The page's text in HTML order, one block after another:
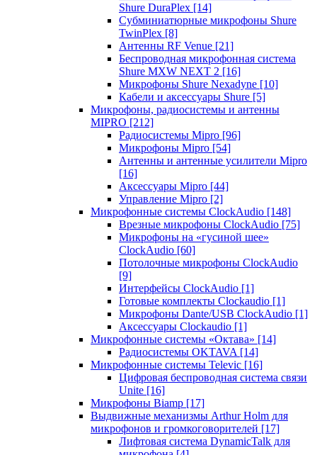
Shure DuraPlex [14]
Субминиатюрные микрофоны Shure
TwinPlex [8]
Антенны RF Venue [21]
Беспроводная микрофонная система
Shure MXW NEXT 2 [16]
Микрофоны Shure Nexadyne [10]
Кабели и аксессуары Shure [5]
Микрофоны, радиосистемы и антенны
MIPRO [212]
Радиосистемы Mipro [96]
Микрофоны Mipro [54]
Антенны и антенные усилители Mipro
[16]
Аксессуары Mipro [44]
Управление Mipro [2]
Микрофонные системы ClockAudio [148]
Врезные микрофоны ClockAudio [75]
Микрофоны на «гусиной шее»
ClockAudio [60]
Потолочные микрофоны ClockAudio
[9]
Интерфейсы ClockAudio [1]
Готовые комплекты Clockaudio [1]
Микрофоны Dante/USB ClockAudio [1]
Аксессуары Clockaudio [1]
Микрофонные системы «Октава» [14]
Радиосистемы OKTAVA [14]
Микрофонные системы Televic [16]
Цифровая беспроводная система связи
Unite [16]
Микрофоны Biamp [17]
Выдвижные механизмы Arthur Holm для
микрофонов и громкоговорителей [17]
Лифтовая система DynamicTalk для